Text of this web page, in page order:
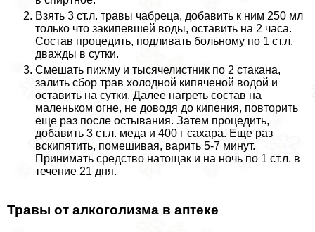
Взять 3 ст.л. травы чабреца, добавить к ним 250 мл
только что закипевшей воды, оставить на 2 часа.
Состав процедить, подливать больному по 1 ст.л.
дважды в сутки.
Смешать пижму и тысячелистник по 2 стакана,
залить сбор трав холодной кипяченой водой и
оставить на сутки. Далее нагреть состав на
маленьком огне, не доводя до кипения, повторить
еще раз после остывания. Затем процедить,
добавить 3 ст.л. меда и 400 г сахара. Еще раз
вскипятить, помешивая, варить 5-7 минут.
Принимать средство натощак и на ночь по 1 ст.л. в
течение 21 дня.
Травы от алкоголизма в аптеке